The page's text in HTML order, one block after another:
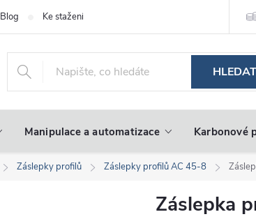
Blog Ke stažení
HLEDAT
Manipulace a automatizace Karbonové
Záslepky profilů Záslepky profilů AC 45-8
Záslepka